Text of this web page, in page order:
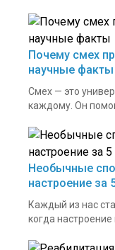
Почему смех
научные факты
Смех — это
каждому. Он
Необычные
настроение за
Каждый из нас
когда настроение